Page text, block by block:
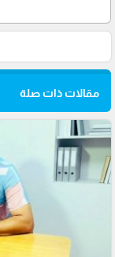
مقالات ذات صلة